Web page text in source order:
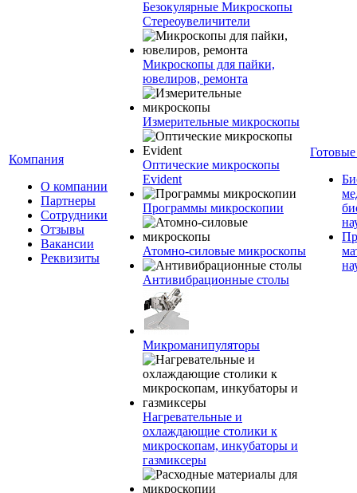
Компания
О компании
Партнеры
Сотрудники
Отзывы
Вакансии
Реквизиты
Безокулярные Микроскопы
Стереоувеличители
Микроскопы для пайки,
ювелиров, ремонта
Измерительные микроскопы
Оптические микроскопы
Evident
Программы микроскопии
Атомно-силовые микроскопы
Антивибрационные столы
Микроманипуляторы
Нагревательные и
охлаждающие столики к
микроскопам, инкубаторы и
газмиксеры